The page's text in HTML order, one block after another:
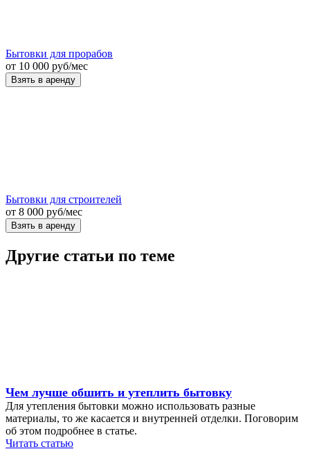
Бытовки для прорабов
от 10 000 руб/мес
Взять в аренду
Бытовки для строителей
от 8 000 руб/мес
Взять в аренду
Другие статьи по теме
Чем лучше обшить и утеплить бытовку
Для утепления бытовки можно использовать разные
материалы, то же касается и внутренней отделки. Поговорим
об этом подробнее в статье.
Читать статью